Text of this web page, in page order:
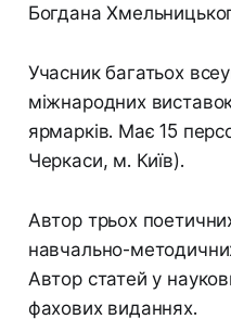
Богдана
Учасник багатьох
міжнародних
ярмарків. Має 15
Черкаси, м. Київ).
Автор трьох
навчально-методичних
Автор статей у
фахових виданнях.